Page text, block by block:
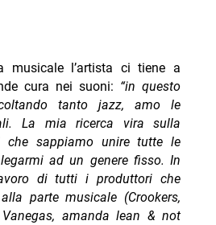
musicale l’artista ci tiene a
cura nei suoni: “in questo
tanto jazz, amo le
La mia ricerca vira sulla
che sappiamo unire tutte le
ad un genere fisso. In
di tutti i produttori che
parte musicale (Crookers,
amanda lean & not